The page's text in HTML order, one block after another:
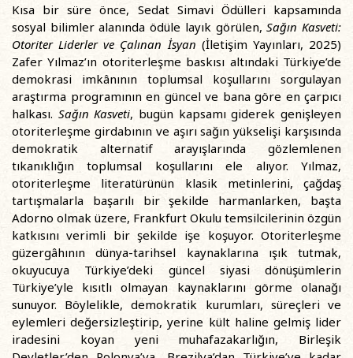
Kısa bir süre önce, Sedat Simavi Ödülleri kapsamında
sosyal bilimler alanında ödüle layık görülen,Sağın Kasveti:
Otoriter Liderler ve Çalınan İsyan (İletişim Yayınları, 2025)
Zafer Yılmaz’ın otoriterleşme baskısı altındaki Türkiye’de
demokrasi imkânının toplumsal koşullarını sorgulayan
araştırma programının en güncel ve bana göre en çarpıcı
halkası. Sağın Kasveti, bugün kapsamı giderek genişleyen
otoriterleşme girdabının ve aşırı sağın yükselişi karşısında
demokratik alternatif arayışlarında gözlemlenen
tıkanıklığın toplumsal koşullarını ele alıyor. Yılmaz,
otoriterleşme literatürünün klasik metinlerini, çağdaş
tartışmalarla başarılı bir şekilde harmanlarken, başta
Adorno olmak üzere, Frankfurt Okulu temsilcilerinin özgün
katkısını verimli bir şekilde işe koşuyor. Otoriterleşme
güzergâhının dünya-tarihsel kaynaklarına ışık tutmak,
okuyucuya Türkiye’deki güncel siyasi dönüşümlerin
Türkiye’yle kısıtlı olmayan kaynaklarını görme olanağı
sunuyor. Böylelikle, demokratik kurumları, süreçleri ve
eylemleri değersizleştirip, yerine kült haline gelmiş lider
iradesini koyan yeni muhafazakarlığın, Birleşik